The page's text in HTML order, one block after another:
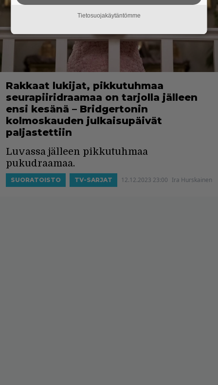
Rakkaat lukijat, pikkutuhmaa
seurapiiridraamaa on tarjolla jälleen
ensi kesänä – Bridgertonin
kolmoskauden julkaisupäivät
paljastettiin
Luvassa jälleen pikkutuhmaa
pukudraamaa.
SUORATOISTO TV-SARJAT 12.12.2023 23:00 Ira Hurskainen
Tietosuojakäytäntömme